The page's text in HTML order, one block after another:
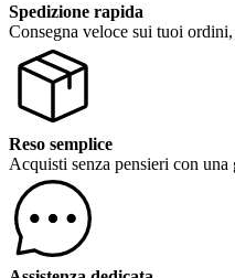
Spedizione rapida
Consegna veloce sui tuoi
Reso semplice
Acquisti senza pensieri con una